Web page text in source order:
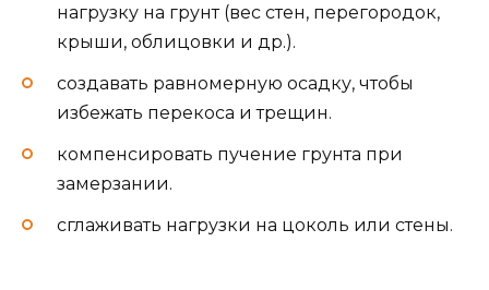
нагрузку на грунт (вес стен, перегородок,
крыши, облицовки и др.).
создавать равномерную осадку, чтобы
избежать перекоса и трещин.
компенсировать пучение грунта при
замерзании.
сглаживать нагрузки на цоколь или стены.